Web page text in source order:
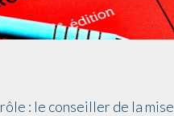
: le conseiller de la mise